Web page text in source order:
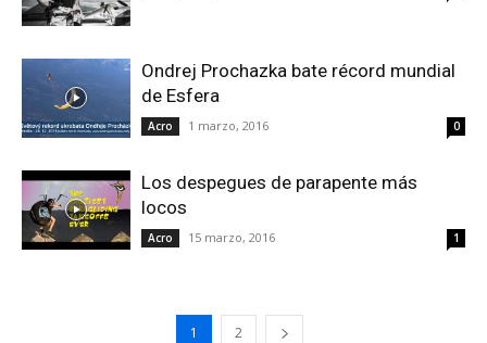
Ondrej Prochazka bate récord mundial
de Esfera
Acro 1 marzo, 2016 0
Los despegues de parapente más
locos
Acro 15 marzo, 2016 1
1 2